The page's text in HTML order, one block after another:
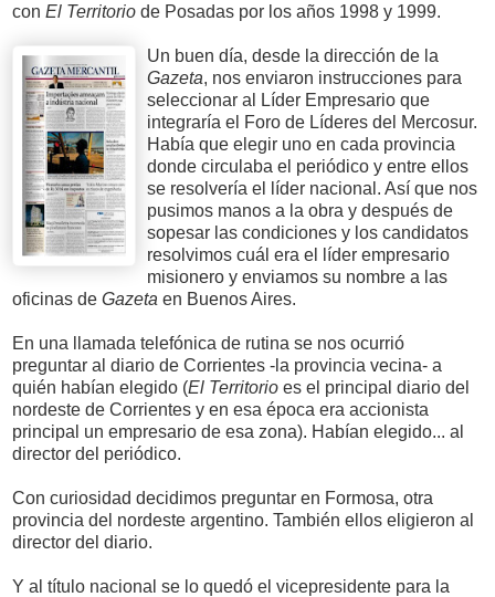
con El Territorio de Posadas por los años 1998 y 1999.
Un buen día, desde la dirección de la
Gazeta, nos enviaron instrucciones para
seleccionar al Líder Empresario que
integraría el Foro de Líderes del Mercosur.
Había que elegir uno en cada provincia
donde circulaba el periódico y entre ellos
se resolvería el líder nacional. Así que nos
pusimos manos a la obra y después de
sopesar las condiciones y los candidatos
resolvimos cuál era el líder empresario
misionero y enviamos su nombre a las
oficinas de Gazeta en Buenos Aires.
En una llamada telefónica de rutina se nos ocurrió
preguntar al diario de Corrientes -la provincia vecina- a
quién habían elegido (El Territorio es el principal diario del
nordeste de Corrientes y en esa época era accionista
principal un empresario de esa zona). Habían elegido... al
director del periódico.
Con curiosidad decidimos preguntar en Formosa, otra
provincia del nordeste argentino. También ellos eligieron al
director del diario.
Y al título nacional se lo quedó el vicepresidente para la